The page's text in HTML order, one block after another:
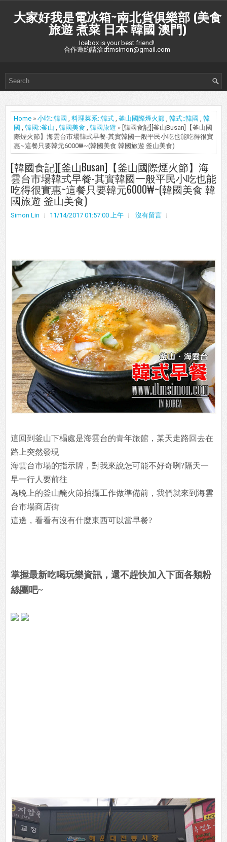
大家好我是電冰箱~南北貨俱樂部 (美食
旅遊 煮菜 日本 韓國 澳門)
Icebox is your best friend!
合作邀約請洽dtmsimon@gmail.com
Home » 小吃::韓國 , 料理菜系::韓式 , 釜山國際煙火節 , 韓式::韓國 , 韓
國 , 韓國::釜山 , 韓國美食 , 韓國旅遊 » [韓國食記][釜山Busan]【釜山國
際煙火節】海雲台市場韓式早餐-其實韓國一般平民小吃也能吃得很實
惠~這餐只要韓元6000₩~(韓國美食 韓國旅遊 釜山美食)
[韓國食記][釜山Busan]【釜山國際煙火節】海
雲台市場韓式早餐-其實韓國一般平民小吃也能
吃得很實惠~這餐只要韓元6000₩~(韓國美食 韓
國旅遊 釜山美食)
Simon Lin 11/14/2017 01:57:00 上午 沒有留言
這回到釜山下榻處是海雲台的青年旅館，某天走路回去在
路上突然發現
海雲台市場的指示牌，對我來說怎可能不好奇咧?隔天一
早一行人要前往
為晚上的釜山醃火節拍攝工作做準備前，我們就來到海雲
台市場商店街
這邊，看看有沒有什麼東西可以當早餐?
掌握最新吃喝玩樂資訊，還不趕快加入下面各類粉
絲團吧~